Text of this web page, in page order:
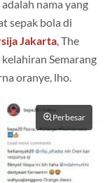
adalah nama yang
sepak bola di
Jakarta, The
Semarang
oranye, lho.
Perbesar